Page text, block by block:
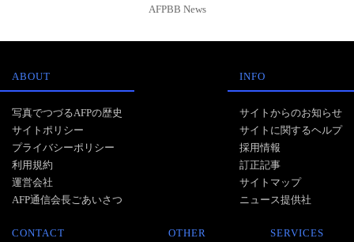
AFPBB News
ABOUT
写真でつづるAFPの歴史
サイトポリシー
プライバシーポリシー
利用規約
運営会社
AFP通信会長ごあいさつ
INFO
サイトからのお知らせ
サイトに関するヘルプ
採用情報
訂正記事
サイトマップ
ニュース提供社
CONTACT OTHER SERVICES